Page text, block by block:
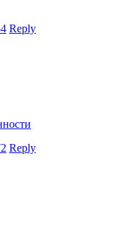
Reply
Reply